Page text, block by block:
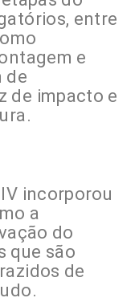
entre
e
de
de impacto e
incorporou
a
do
que são
de